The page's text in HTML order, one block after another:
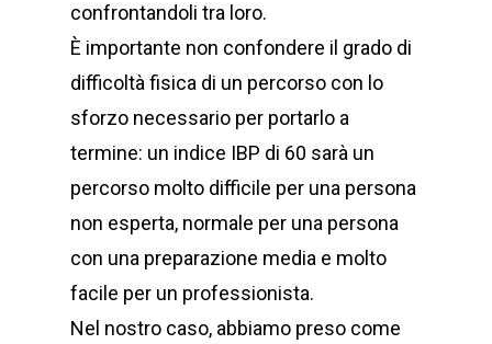
confrontandoli tra loro.
È importante non confondere il grado di
difficoltà fisica di un percorso con lo
sforzo necessario per portarlo a
termine: un indice IBP di 60 sarà un
percorso molto difficile per una persona
non esperta, normale per una persona
con una preparazione media e molto
facile per un professionista.
Nel nostro caso, abbiamo preso come